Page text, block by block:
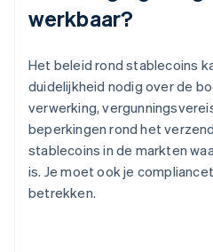
werkbaar?
Het beleid rond stablecoins
duidelijkheid nodig over de
verwerking,
beperkingen rond het
stablecoins in de markten
is. Je moet ook je
betrekken.